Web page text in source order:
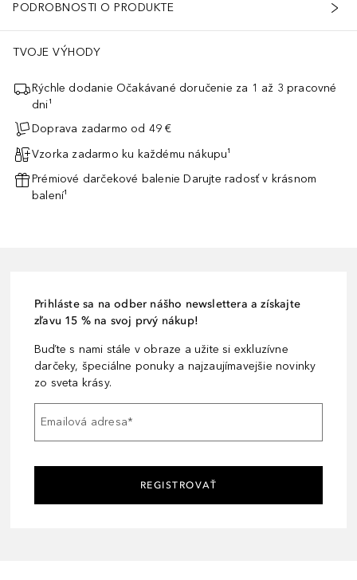
PODROBNOSTI O PRODUKTE
TVOJE VÝHODY
Rýchle dodanie Očakávané doručenie za 1 až 3 pracovné
dni¹
Doprava zadarmo od 49 €
Vzorka zadarmo ku každému nákupu¹
Prémiové darčekové balenie Darujte radosť v krásnom
balení¹
Prihláste sa na odber nášho newslettera a získajte
zľavu 15 % na svoj prvý nákup!
Buďte s nami stále v obraze a užite si exkluzívne
darčeky, špeciálne ponuky a najzaujímavejšie novinky
zo sveta krásy.
Emailová adresa*
REGISTROVAŤ